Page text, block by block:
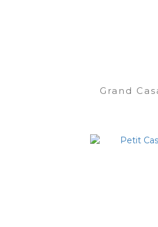
Grand